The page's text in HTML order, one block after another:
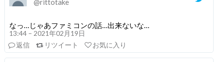
@rittotake
なっ…じゃあファミコンの話…出来ないな…
13:44 – 2021年02月19日
返信
リツイート お気に入り